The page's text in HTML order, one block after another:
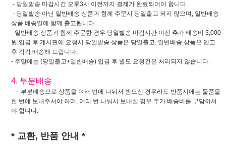
- 당일발송 마감시간 오후3시 이전까지 결제가 완료되어야 합니다.
- 당일발송 아닌 일반배송 상품과 함께 주문시 당일출고 되지 않으며, 일반배송
상품 배송일에 함께 출고됩니다.
- 일반배송 상품과 함께 주문한 경우 당일발송 마감시간 이전 추가 배송비 3,000
원 입금 후 게시판에 요청시 당일발송 상품은 당일출고, 일반배송 상품은 입고
후 각각 배송해 드립니다.
- 주말에는 (당일출고+일반배송) 입금 후 별도 요청건은 처리되지 않습니다.
4. 부분배송
- 부분배송으로 상품을 여러 번에 나눠서 받으신 경우라도 반품시에는 물품을
한 번에 보내주셔야 하며, 여러 번 나눠서 보내실 경우 추가 배송비를 부담하셔
야 합니다.
* 교환, 반품 안내 *